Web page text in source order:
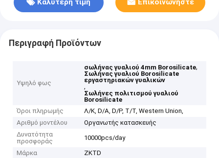
Καλύτερη τιμή Επικοινωνήστε
Περιγραφή Προϊόντων
Υψηλό φως
σωλήνας γυαλιού 4mm Borosilicate,
Σωλήνας γυαλιού Borosilicate
εργαστηριακών γυαλικών
,
Σωλήνες πολιτισμού γυαλιού
Borosilicate
Όροι πληρωμής
Λ/Κ, D/A, D/P, T/T, Western Union,
Αριθμό μοντέλου
Οργανωτής κατασκευής
Δυνατότητα
προσφοράς
10000pcs/day
Μάρκα
ZKTD